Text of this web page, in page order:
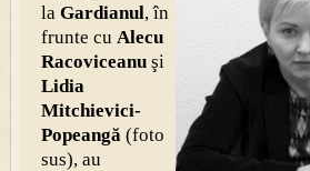
la Gardianul, în
frunte cu Alecu
Racoviceanuşi
Lidia
Mitchievici-
Popeangă (foto
sus), au